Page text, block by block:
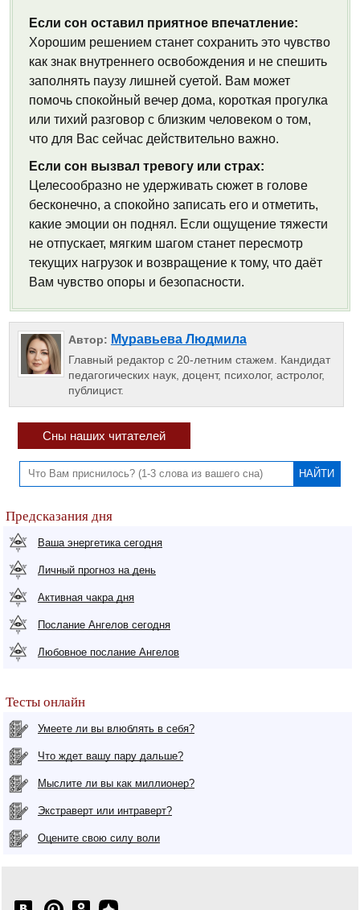
Если сон оставил приятное впечатление:
Хорошим решением станет сохранить это чувство
как знак внутреннего освобождения и не спешить
заполнять паузу лишней суетой. Вам может
помочь спокойный вечер дома, короткая прогулка
или тихий разговор с близким человеком о том,
что для Вас сейчас действительно важно.
Если сон вызвал тревогу или страх:
Целесообразно не удерживать сюжет в голове
бесконечно, а спокойно записать его и отметить,
какие эмоции он поднял. Если ощущение тяжести
не отпускает, мягким шагом станет пересмотр
текущих нагрузок и возвращение к тому, что даёт
Вам чувство опоры и безопасности.
Автор: Муравьева Людмила
Главный редактор с 20-летним стажем. Кандидат
педагогических наук, доцент, психолог, астролог,
публицист.
Сны наших читателей
Предсказания дня
Ваша энергетика сегодня
Личный прогноз на день
Активная чакра дня
Послание Ангелов сегодня
Любовное послание Ангелов
Тесты онлайн
Умеете ли вы влюблять в себя?
Что ждет вашу пару дальше?
Мыслите ли вы как миллионер?
Экстраверт или интраверт?
Оцените свою силу воли